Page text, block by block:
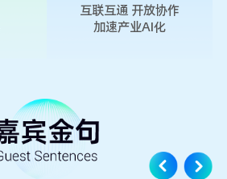
互联互通 开放协作
加速产业AI化